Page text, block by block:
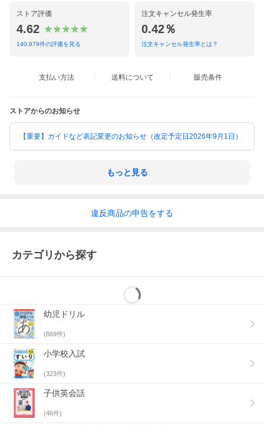
ストア評価
4.62
140,979件の評価を見る
注文キャンセル発生率
0.42％
注文キャンセル発生率とは？
支払い方法 送料について 販売条件
ストアからのお知らせ
【重要】ガイドなど表記変更のお知らせ（改定予定日2026年9月1日）
もっと見る
違反商品の申告をする
カテゴリから探す
幼児ドリル
(869件)
小学校入試
(323件)
子供英会話
(46件)